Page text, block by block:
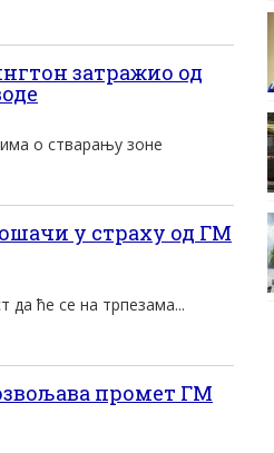
затражио од
о стварању зоне
у страху од ГМ
ће се на трпезама...
промет ГМ